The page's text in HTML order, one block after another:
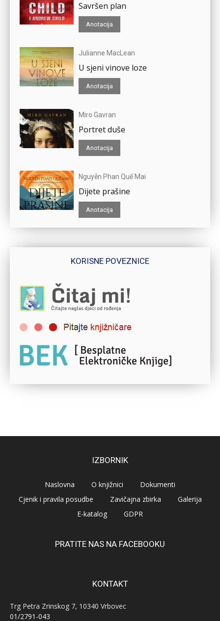
Savršen plan
Anotacija
Julianne MacLean
U sjeni vinove loze
Anotacija
Miro Gavran
Portret duše
Anotacija
Nguyễn Phan Quế Mai
Dijete prašine
Anotacija
KORISNE POVEZNICE
IZBORNIK
Naslovna O knjižnici
Dokumenti
Cjenik i pravila posudbe
Zavičajna zbirka
Galerija
E-katalog
GDPR
PRATITE NAS NA FACEBOOKU
KONTAKT
Trg Petra Zrinskog 7, 10340 Vrbovec
01/2791-043